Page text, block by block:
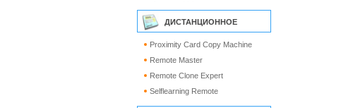
ДИСТАНЦИОННОЕ
Proximity Card Copy Machine
Remote Master
Remote Clone Expert
Selflearning Remote